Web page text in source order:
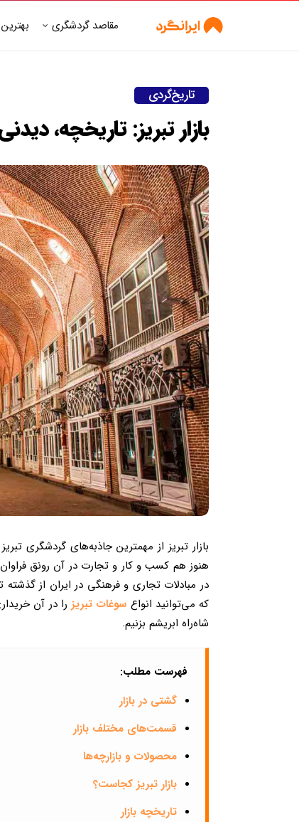
مقاصد گردشگری
تاریخ‌گردی
بازار تبریز: تاریخچه،
بازار تبریز از مهمترین جاذبه‌های گردشگری
هنوز هم کسب و کار و تجارت در آن رونق
در مبادلات تجاری و فرهنگی در ایران از
که می‌توانید انواع سوغات تبریز را در آن
شاه‌راه ابریشم بزنیم.
فهرست مطلب:
گشتی در بازار
قسمت‌های مختلف بازار
محصولات و بازارچه‌ها
بازار تبریز کجاست؟
تاریخچه بازار